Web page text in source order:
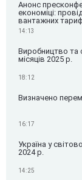
Анонс
економіці:
вантажних
14:13
Виробництво та
місяців 2025 р.
18:12
Визначено
16:17
Україна у
2024 р.
14:25